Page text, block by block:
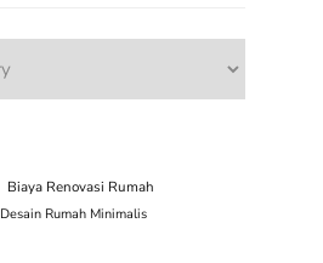
Biaya Renovasi Rumah
Desain Rumah Minimalis